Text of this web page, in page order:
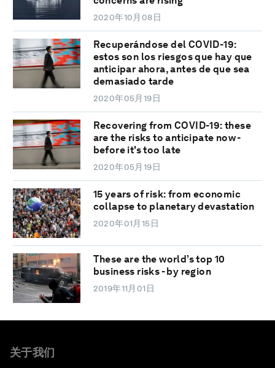
2020年10月08日
Recuperándose del COVID-19:
estos son los riesgos que hay que
anticipar ahora, antes de que sea
demasiado tarde
2020年05月19日
Recovering from COVID-19: these
are the risks to anticipate now -
before it's too late
2020年05月19日
15 years of risk: from economic
collapse to planetary devastation
2020年01月15日
These are the world’s top 10
business risks - by region
2019年11月01日
关于我们